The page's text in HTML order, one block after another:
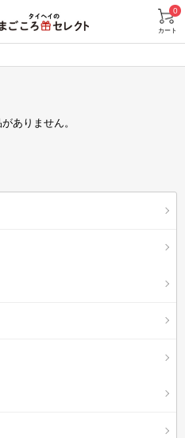
カート
0
ありません。